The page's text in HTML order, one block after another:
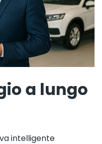
a lungo
intelligente